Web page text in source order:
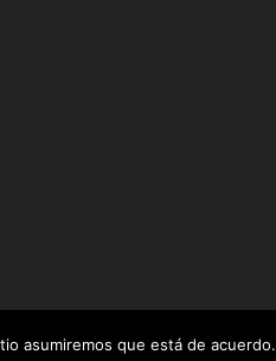
asumiremos que está de acuerdo.